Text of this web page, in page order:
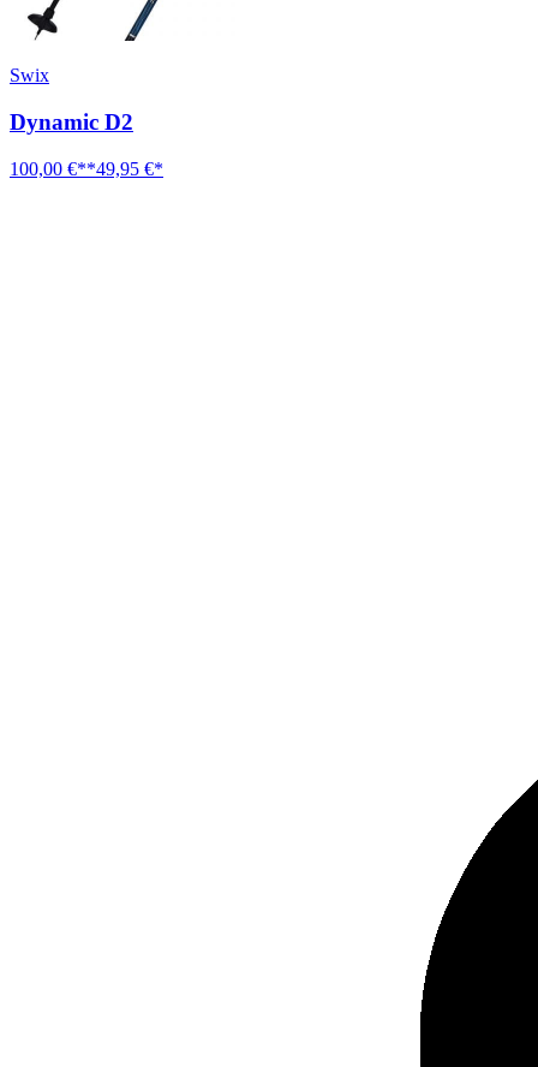
Swix
Dynamic D2
100,00 €**49,95 €*